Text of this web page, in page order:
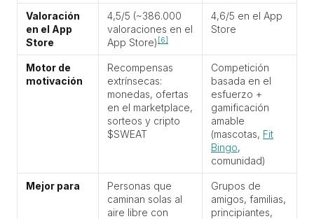
Valoración
en el App
Store
4,5/5 (~386.000
valoraciones en el
App Store) [6]
4,6/5 en el App
Store
Motor de
motivación
Recompensas
extrínsecas:
monedas, ofertas
en el marketplace,
sorteos y cripto
$SWEAT
Competición
basada en el
esfuerzo +
gamificación
amable
(mascotas, Fit
Bingo,
comunidad)
Mejor para
Personas que
caminan solas al
aire libre con
Grupos de
amigos, familias,
principiantes,